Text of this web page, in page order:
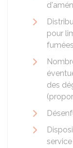
pour
fumées
des